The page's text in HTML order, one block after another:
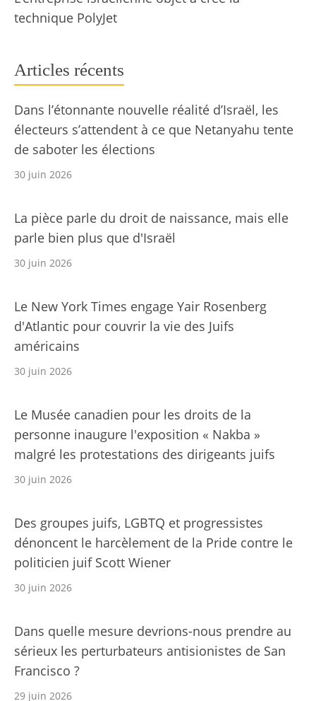
technique PolyJet
Articles récents
Dans l’étonnante nouvelle réalité d’Israël, les
électeurs s’attendent à ce que Netanyahu tente
de saboter les élections
30 juin 2026
La pièce parle du droit de naissance, mais elle
parle bien plus que d'Israël
30 juin 2026
Le New York Times engage Yair Rosenberg
d'Atlantic pour couvrir la vie des Juifs
américains
30 juin 2026
Le Musée canadien pour les droits de la
personne inaugure l'exposition « Nakba »
malgré les protestations des dirigeants juifs
30 juin 2026
Des groupes juifs, LGBTQ et progressistes
dénoncent le harcèlement de la Pride contre le
politicien juif Scott Wiener
30 juin 2026
Dans quelle mesure devrions-nous prendre au
sérieux les perturbateurs antisionistes de San
Francisco ?
29 juin 2026